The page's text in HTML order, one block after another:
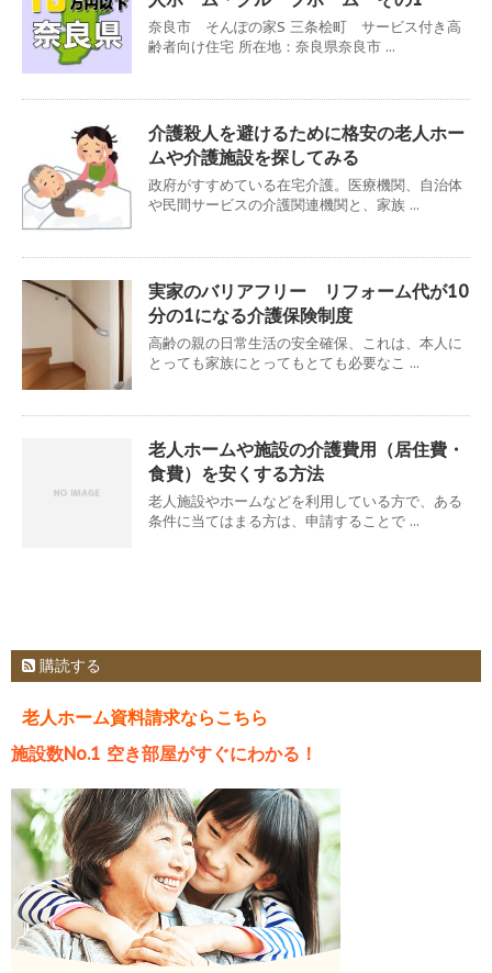
奈良市 そんぽの家S 三条桧町 サービス付き高
齢者向け住宅 所在地：奈良県奈良市 ...
介護殺人を避けるために格安の老人ホー
ムや介護施設を探してみる
政府がすすめている在宅介護。医療機関、自治体
や民間サービスの介護関連機関と、家族 ...
実家のバリアフリー リフォーム代が10
分の1になる介護保険制度
高齢の親の日常生活の安全確保、これは、本人に
とっても家族にとってもとても必要なこ ...
老人ホームや施設の介護費用（居住費・
食費）を安くする方法
老人施設やホームなどを利用している方で、ある
条件に当てはまる方は、申請することで ...
購読する
老人ホーム資料請求ならこちら
施設数No.1 空き部屋がすぐにわかる！